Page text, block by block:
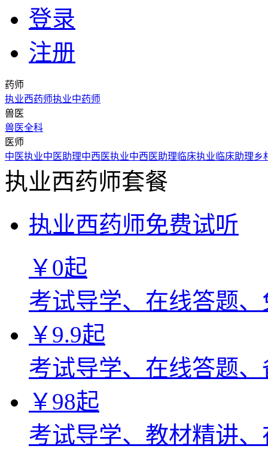
登录
注册
药师
执业西药师执业中药师
兽医
兽医全科
医师
中医执业中医助理中西医执业中西医助理 临床执业 临床助理乡
执业西药师套餐
执业西药师免费试听
￥0起
考试导学、在线答题
￥9.9起
考试导学、在线答题
￥98起
考试导学、教材精讲